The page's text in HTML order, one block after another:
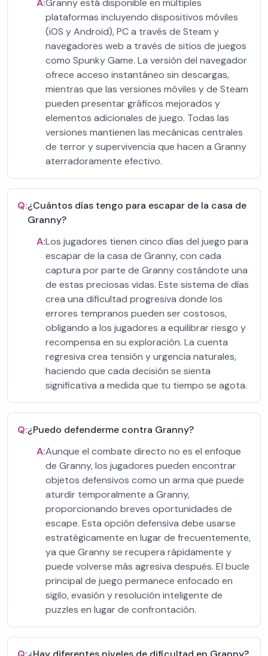
A:Granny está disponible en múltiples
plataformas incluyendo dispositivos móviles
(iOS y Android), PC a través de Steam y
navegadores web a través de sitios de juegos
como Spunky Game. La versión del navegador
ofrece acceso instantáneo sin descargas,
mientras que las versiones móviles y de Steam
pueden presentar gráficos mejorados y
elementos adicionales de juego. Todas las
versiones mantienen las mecánicas centrales
de terror y supervivencia que hacen a Granny
aterradoramente efectivo.
Q:¿Cuántos días tengo para escapar de la casa de
Granny?
A:Los jugadores tienen cinco días del juego para
escapar de la casa de Granny, con cada
captura por parte de Granny costándote una
de estas preciosas vidas. Este sistema de días
crea una dificultad progresiva donde los
errores tempranos pueden ser costosos,
obligando a los jugadores a equilibrar riesgo y
recompensa en su exploración. La cuenta
regresiva crea tensión y urgencia naturales,
haciendo que cada decisión se sienta
significativa a medida que tu tiempo se agota.
Q:¿Puedo defenderme contra Granny?
A:Aunque el combate directo no es el enfoque
de Granny, los jugadores pueden encontrar
objetos defensivos como un arma que puede
aturdir temporalmente a Granny,
proporcionando breves oportunidades de
escape. Esta opción defensiva debe usarse
estratégicamente en lugar de frecuentemente,
ya que Granny se recupera rápidamente y
puede volverse más agresiva después. El bucle
principal de juego permanece enfocado en
sigilo, evasión y resolución inteligente de
puzzles en lugar de confrontación.